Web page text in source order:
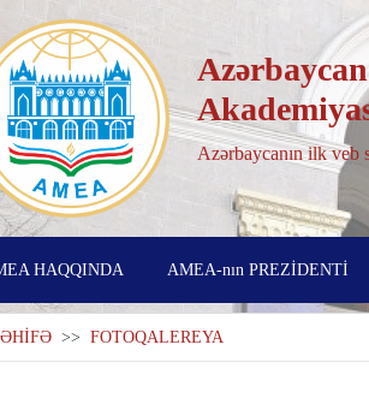
Azərbaycanın ilk veb
HAQQINDA AMEA-nın PREZİDENTİ
>> FOTOQALEREYA